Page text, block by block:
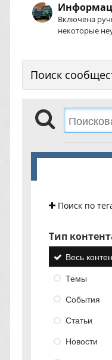
Включена
некоторые
Поиск
Поиск по
Тип
Весь
Темы
События
Статьи
Новости